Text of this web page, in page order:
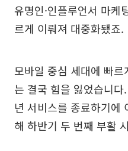
유명인·인플루언서 마케
르게 이뤄져 대중화됐죠.
모바일 중심 세대에 빠
는 결국 힘을 잃었습니
년 서비스를 종료하기에
해 하반기 두 번째 부활